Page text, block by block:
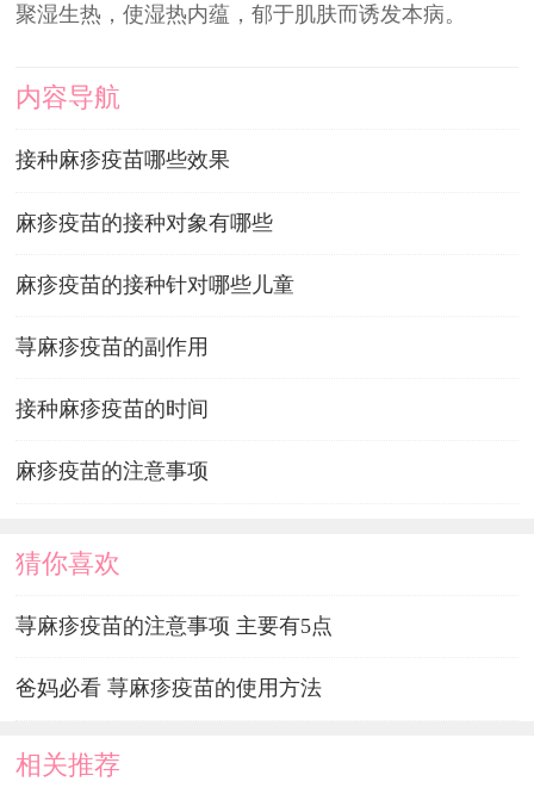
聚湿生热，使湿热内蕴，郁于肌肤而诱发本病。
内容导航
接种麻疹疫苗哪些效果
麻疹疫苗的接种对象有哪些
麻疹疫苗的接种针对哪些儿童
荨麻疹疫苗的副作用
接种麻疹疫苗的时间
麻疹疫苗的注意事项
猜你喜欢
荨麻疹疫苗的注意事项 主要有5点
爸妈必看 荨麻疹疫苗的使用方法
相关推荐